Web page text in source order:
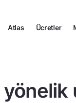
Atlas Ücretler